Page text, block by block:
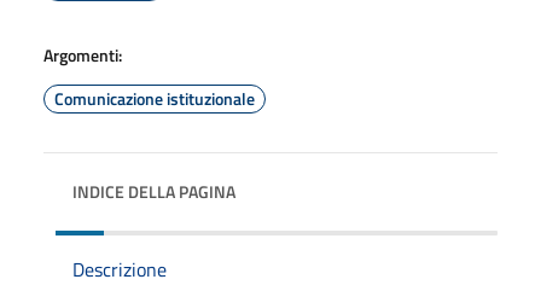
Argomenti:
Comunicazione istituzionale
INDICE DELLA PAGINA
Descrizione